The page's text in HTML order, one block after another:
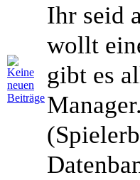
Ihr seid
wollt
gibt es